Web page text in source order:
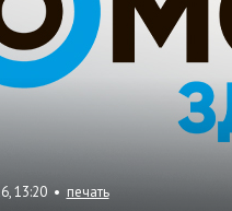
13:20 • печать